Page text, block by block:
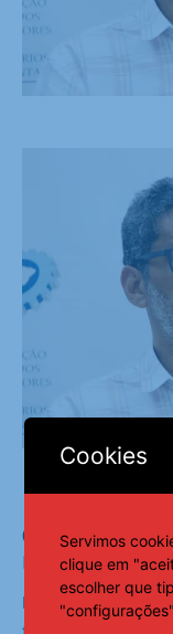
Coordenador-
Direitos, Milton
Para a vice-
Cookies
Servimos
clique em
escolher que